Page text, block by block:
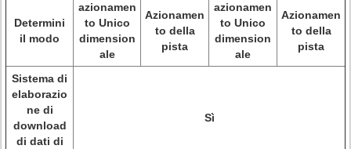
Determini
il modo
azionamen
to Unico
dimension
ale
Azionamen
to della
pista
azionamen
to Unico
dimension
ale
Azionamen
to della
pista
Sistema di
elaborazio
ne di
download
di dati di
Sì